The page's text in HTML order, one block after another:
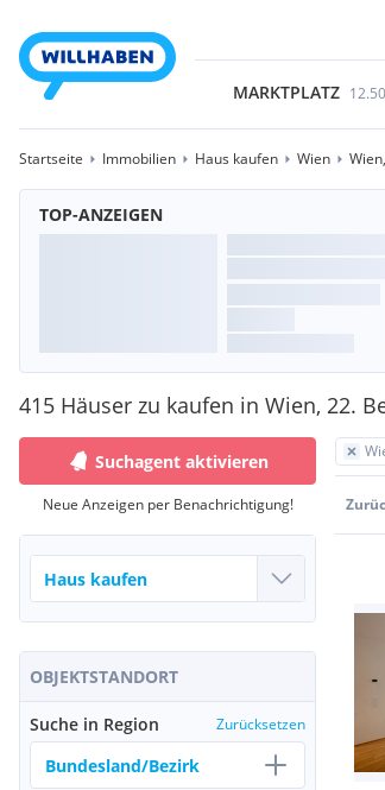
MARKTPLATZ
Startseite Immobilien Haus kaufen Wien
TOP-ANZEIGEN
415 Häuser zu kaufen in Wien, 22.
Suchagent aktivieren
Neue Anzeigen per Benachrichtigung!
OBJEKTSTANDORT
Suche in Region Zurücksetzen
Bundesland/Bezirk